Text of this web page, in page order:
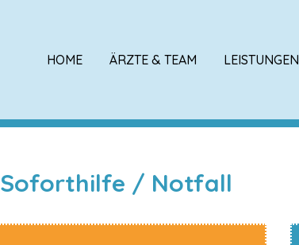
HOME ÄRZTE & TEAM LEISTUNGEN
Soforthilfe / Notfall